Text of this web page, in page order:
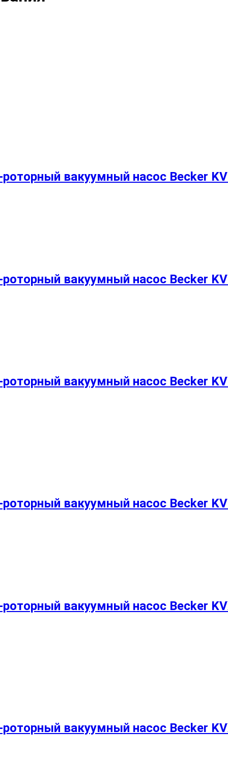
вакуумный насос Becker
вакуумный насос Becker
вакуумный насос Becker
вакуумный насос Becker
вакуумный насос Becker
вакуумный насос Becker